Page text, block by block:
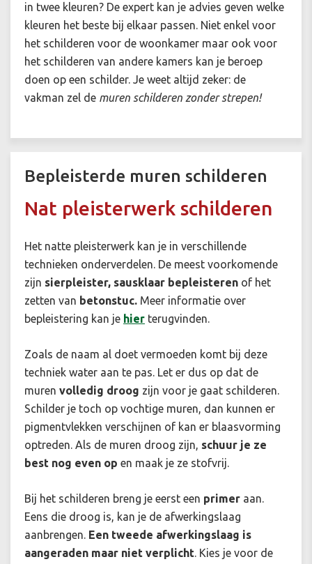
in twee kleuren? De expert kan je advies geven welke
kleuren het beste bij elkaar passen. Niet enkel voor
het schilderen voor de woonkamer maar ook voor
het schilderen van andere kamers kan je beroep
doen op een schilder. Je weet altijd zeker: de
vakman zel de muren schilderen zonder strepen!
Bepleisterde muren schilderen
Nat pleisterwerk schilderen
Het natte pleisterwerk kan je in verschillende
technieken onderverdelen. De meest voorkomende
zijn sierpleister, sausklaar bepleisteren of het
zetten van betonstuc. Meer informatie over
bepleistering kan je hier terugvinden.
Zoals de naam al doet vermoeden komt bij deze
techniek water aan te pas. Let er dus op dat de
muren volledig droog zijn voor je gaat schilderen.
Schilder je toch op vochtige muren, dan kunnen er
pigmentvlekken verschijnen of kan er blaasvorming
optreden. Als de muren droog zijn, schuur je ze
best nog even op en maak je ze stofvrij.
Bij het schilderen breng je eerst een primer aan.
Eens die droog is, kan je de afwerkingslaag
aanbrengen. Een tweede afwerkingslaag is
aangeraden maar niet verplicht. Kies je voor de